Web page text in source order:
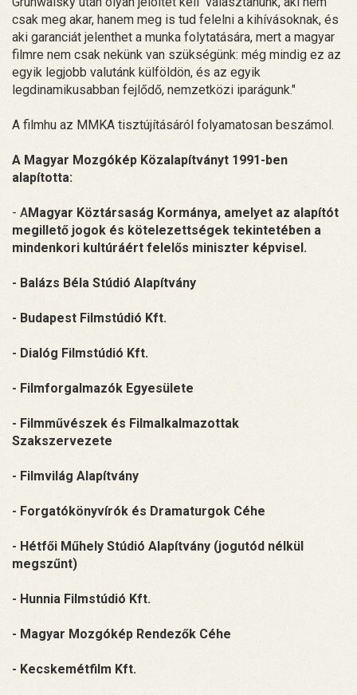
csak meg akar, hanem meg is tud felelni a kihívásoknak, és
aki garanciát jelenthet a munka folytatására, mert a magyar
filmre nem csak nekünk van szükségünk: még mindig ez az
egyik legjobb valutánk külföldön, és az egyik
legdinamikusabban fejlődő, nemzetközi iparágunk."
A filmhu az MMKA tisztújításáról folyamatosan beszámol.
A Magyar Mozgókép Közalapítványt 1991-ben
alapította:
- AMagyar Köztársaság Kormánya, amelyet az alapítót
megillető jogok és kötelezettségek tekintetében a
mindenkori kultúráért felelős miniszter képvisel.
- Balázs Béla Stúdió Alapítvány
- Budapest Filmstúdió Kft.
- Dialóg Filmstúdió Kft.
- Filmforgalmazók Egyesülete
- Filmművészek és Filmalkalmazottak
Szakszervezete
- Filmvilág Alapítvány
- Forgatókönyvírók és Dramaturgok Céhe
- Hétfői Műhely Stúdió Alapítvány (jogutód nélkül
megszűnt)
- Hunnia Filmstúdió Kft.
- Magyar Mozgókép Rendezők Céhe
- Kecskemétfilm Kft.